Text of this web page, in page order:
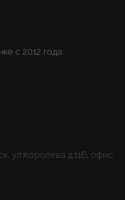
с 2012 года.
ул.Королева д.11Б, офис